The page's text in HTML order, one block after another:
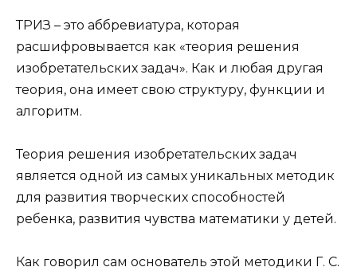
ТРИЗ – это аббревиатура, которая
расшифровывается как «теория решения
изобретательских задач». Как и любая другая
теория, она имеет свою структуру, функции и
алгоритм.
Теория решения изобретательских задач
является одной из самых уникальных методик
для развития творческих способностей
ребенка, развития чувства математики у детей.
Как говорил сам основатель этой методики Г. С.